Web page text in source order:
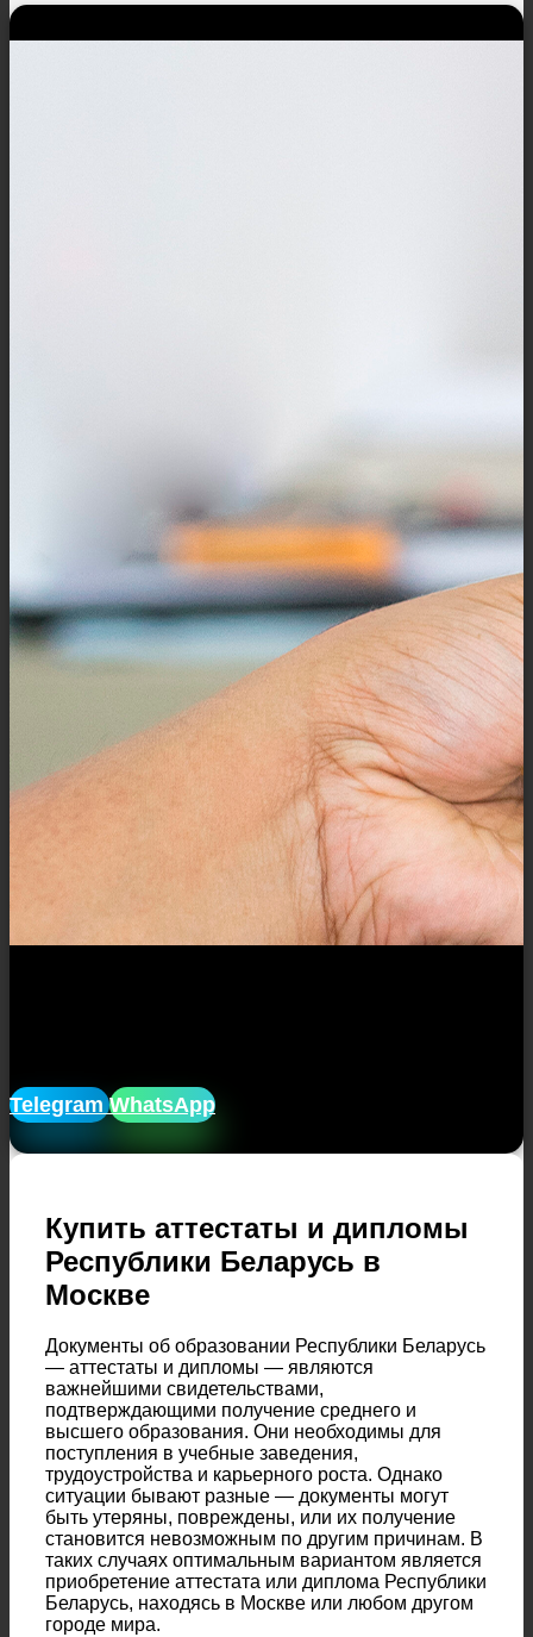
Telegram WhatsApp
Купить аттестаты и дипломы
Республики Беларусь в
Москве
Документы об образовании Республики Беларусь
— аттестаты и дипломы — являются
важнейшими свидетельствами,
подтверждающими получение среднего и
высшего образования. Они необходимы для
поступления в учебные заведения,
трудоустройства и карьерного роста. Однако
ситуации бывают разные — документы могут
быть утеряны, повреждены, или их получение
становится невозможным по другим причинам. В
таких случаях оптимальным вариантом является
приобретение аттестата или диплома Республики
Беларусь, находясь в Москве или любом другом
городе мира.